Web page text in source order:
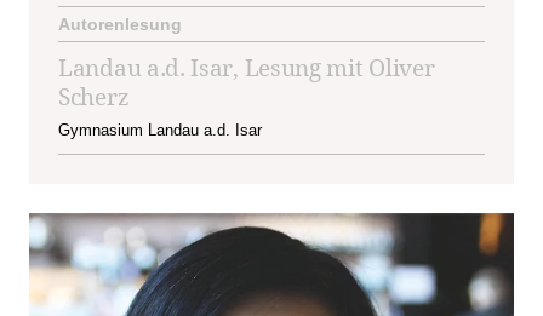
Autorenlesung
Landau a.d. Isar, Lesung mit Oliver
Scherz
Gymnasium Landau a.d. Isar